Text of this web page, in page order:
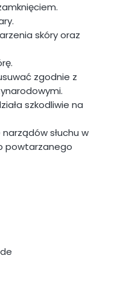
skóry oraz
zgodnie z
szkodliwie na
słuchu w
powtarzanego